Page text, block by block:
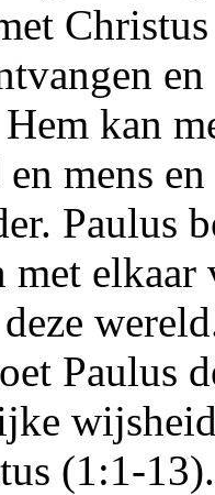
kan
mens
Paulus
met
Paulus
(1:1-